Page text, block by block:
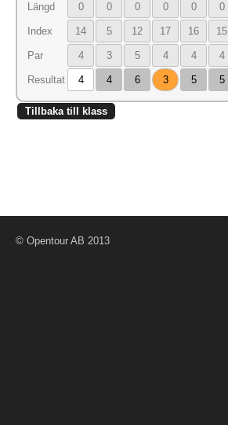
Längd 0 0 0 0 0 0
Index 14 5 12 17 16 15
Par 4 3 5 4 4 4
Resultat 4 4 6 3 5 5
Tillbaka till klass
© Opentour AB 2013